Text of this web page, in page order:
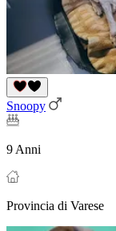
Snoopy
9 Anni
Provincia di Varese